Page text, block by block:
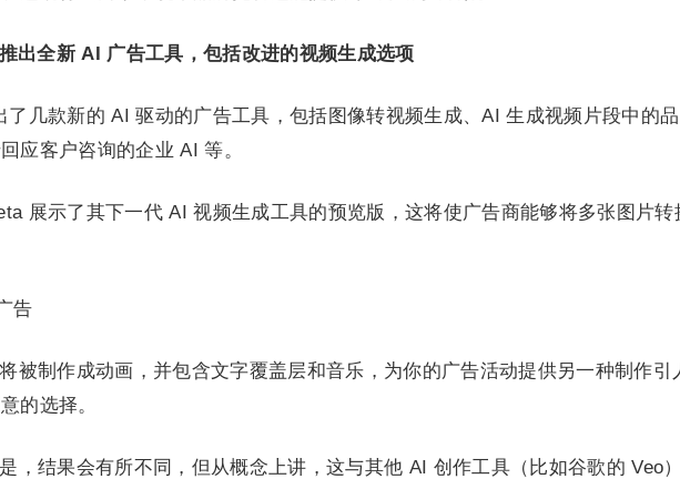
出全新 AI 广告工具，包括改进的视频生成选项
了几款新的 AI 驱动的广告工具，包括图像转视频生成、AI 生成视频片段中的品
应客户咨询的企业 AI 等。
展示了其下一代 AI 视频生成工具的预览版，这将使广告商能够将多张图片转
告
被制作成动画，并包含文字覆盖层和音乐，为你的广告活动提供另一种制作引
的选择。
，结果会有所不同，但从概念上讲，这与其他 AI 创作工具（比如谷歌的 Veo）